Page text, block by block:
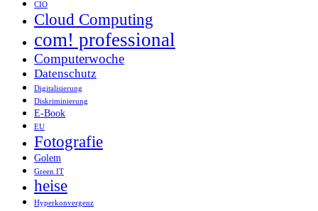
CIO
Cloud Computing
com! professional
Computerwoche
Datenschutz
Digitalisierung
Diskriminierung
E-Book
EU
Fotografie
Golem
Green IT
heise
Hyperkonvergenz